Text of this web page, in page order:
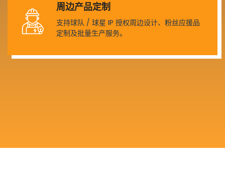
周边产品定制
支持球队 / 球星 IP 授权周边设计、粉丝应援品
定制及批量生产服务。